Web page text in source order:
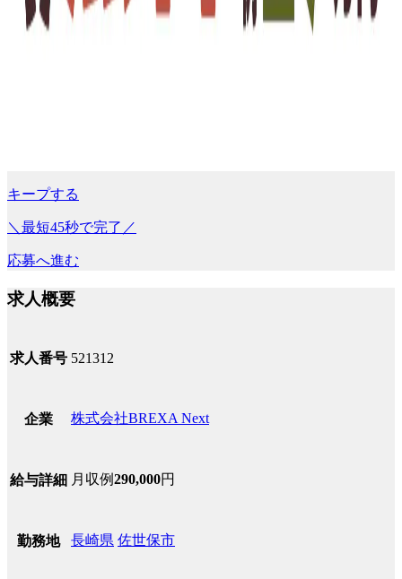
キープする
＼最短45秒で完了／
応募へ進む
求人概要
求人番号 521312
企業 株式会社BREXA Next
給与詳細 月収例290,000円
勤務地 長崎県 佐世保市